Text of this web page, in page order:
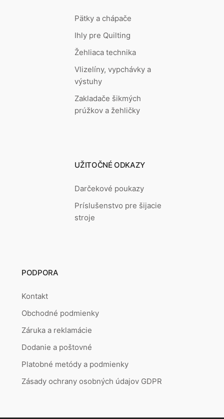
Pätky a chápače
Ihly pre Quilting
Žehliaca technika
Vlizelíny, vypchávky a
výstuhy
Zakladače šikmých
prúžkov a žehličky
UŽITOČNÉ ODKAZY
Darčekové poukazy
Príslušenstvo pre šijacie
stroje
PODPORA
Kontakt
Obchodné podmienky
Záruka a reklamácie
Dodanie a poštovné
Platobné metódy a podmienky
Zásady ochrany osobných údajov GDPR